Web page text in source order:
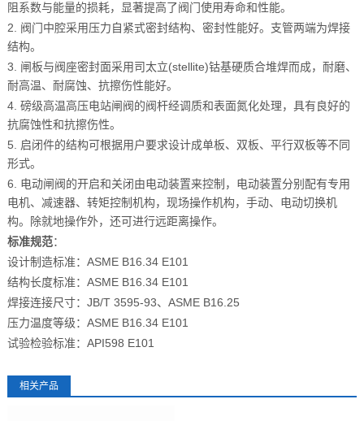
阻系数与能量的损耗，显著提高了阀门使用寿命和性能。
2. 阀门中腔采用压力自紧式密封结构、密封性能好。支管两端为焊接
结构。
3. 闸板与阀座密封面采用司太立(stellite)钴基硬质合堆焊而成，耐磨、
耐高温、耐腐蚀、抗擦伤性能好。
4. 磅级高温高压电站闸阀的阀杆经调质和表面氮化处理，具有良好的
抗腐蚀性和抗擦伤性。
5. 启闭件的结构可根据用户要求设计成单板、双板、平行双板等不同
形式。
6. 电动闸阀的开启和关闭由电动装置来控制，电动装置分别配有专用
电机、减速器、转矩控制机构，现场操作机构，手动、电动切换机
构。除就地操作外，还可进行远距离操作。
标准规范：
设计制造标准：ASME B16.34 E101
结构长度标准：ASME B16.34 E101
焊接连接尺寸：JB/T 3595-93、ASME B16.25
压力温度等级：ASME B16.34 E101
试验检验标准：API598 E101
相关产品